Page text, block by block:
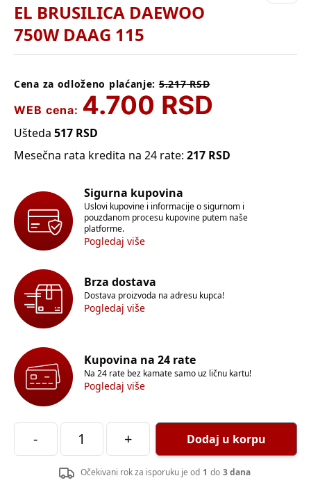
EL BRUSILICA DAEWOO
750W DAAG 115
Cena za odloženo plaćanje: 5.217RSD
WEB cena: 4.700 RSD
Ušteda 517 RSD
Mesečna rata kredita na 24 rate: 217 RSD
Sigurna kupovina
Uslovi kupovine i informacije o sigurnom i
pouzdanom procesu kupovine putem naše
platforme.
Pogledaj više
Brza dostava
Dostava proizvoda na adresu kupca!
Pogledaj više
Kupovina na 24 rate
Na 24 rate bez kamate samo uz ličnu kartu!
Pogledaj više
- + Dodaj u korpu
Očekivani rok za isporuku je od 1 do 3 dana